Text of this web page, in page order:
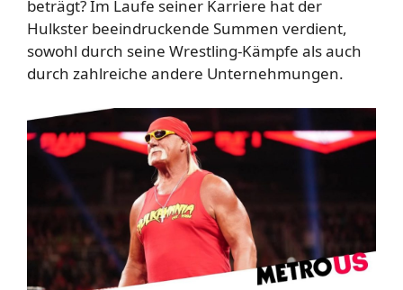
beträgt? Im Laufe seiner Karriere hat der
Hulkster beeindruckende Summen verdient,
sowohl durch seine Wrestling-Kämpfe als auch
durch zahlreiche andere Unternehmungen.